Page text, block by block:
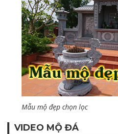
Mẫu mộ đẹp chọn lọc
VIDEO MỘ ĐÁ